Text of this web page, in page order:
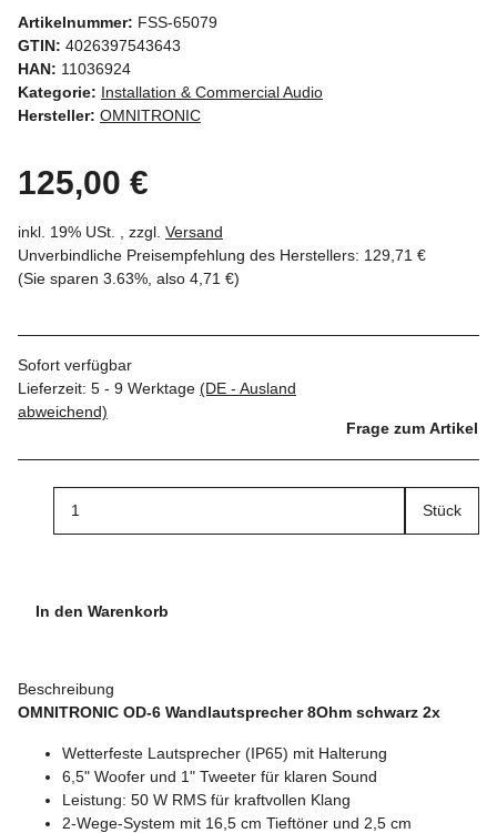
Artikelnummer: FSS-65079
GTIN: 4026397543643
HAN: 11036924
Kategorie: Installation & Commercial Audio
Hersteller: OMNITRONIC
125,00 €
inkl. 19% USt. , zzgl. Versand
Unverbindliche Preisempfehlung des Herstellers: 129,71 €
(Sie sparen 3.63% , also 4,71 €)
Sofort verfügbar
Lieferzeit: 5 - 9 Werktage (DE - Ausland
abweichend)
Frage zum Artikel
Stück
In den Warenkorb
Beschreibung
OMNITRONIC OD-6 Wandlautsprecher 8Ohm schwarz 2x
Wetterfeste Lautsprecher (IP65) mit Halterung
6,5" Woofer und 1" Tweeter für klaren Sound
Leistung: 50 W RMS für kraftvollen Klang
2-Wege-System mit 16,5 cm Tieftöner und 2,5 cm